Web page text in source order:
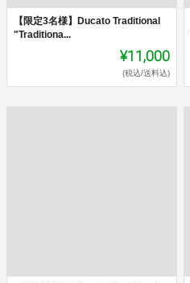
【限定3名様】Ducato Traditional
"Traditiona...
¥11,000
(税込/送料込)